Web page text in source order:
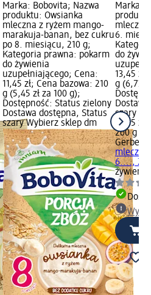
Marka: Bobovita; Nazwa
produktu: Owsianka
mleczna z ryżem mango-
marakuja-banan, bez cukru
po 8. miesiącu, 210 g;
Kategoria prawna: pokarm
do żywienia
uzupełniającego; Cena:
11,45 zł; Cena bazowa: 210
g (5,45 zł za 100 g);
Dostępność: Status zielony
Dostawa dostępna, Status
szary Wybierz sklep dm
Marka:
6.
do
13,45
g (6,73
szary
13,45 zł
200 g
Gerber
6....,